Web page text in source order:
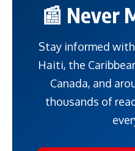
📰 Never
Stay informed
Haiti, the
Canada, and
thousands of